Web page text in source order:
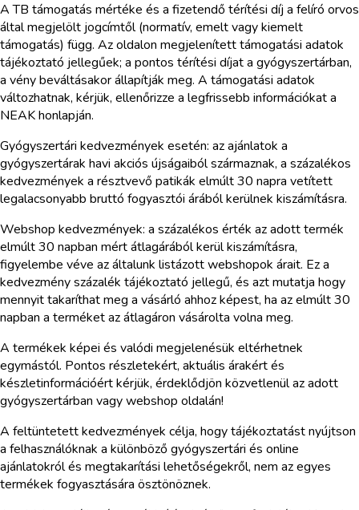
A TB támogatás mértéke és a fizetendő térítési díj a felíró orvos
által megjelölt jogcímtől (normatív, emelt vagy kiemelt
támogatás) függ. Az oldalon megjelenített támogatási adatok
tájékoztató jellegűek; a pontos térítési díjat a gyógyszertárban,
a vény beváltásakor állapítják meg. A támogatási adatok
változhatnak, kérjük, ellenőrizze a legfrissebb információkat a
NEAK honlapján.
Gyógyszertári kedvezmények esetén: az ajánlatok a
gyógyszertárak havi akciós újságaiból származnak, a százalékos
kedvezmények a résztvevő patikák elmúlt 30 napra vetített
legalacsonyabb bruttó fogyasztói árából kerülnek kiszámításra.
Webshop kedvezmények: a százalékos érték az adott termék
elmúlt 30 napban mért átlagárából kerül kiszámításra,
figyelembe véve az általunk listázott webshopok árait. Ez a
kedvezmény százalék tájékoztató jellegű, és azt mutatja hogy
mennyit takaríthat meg a vásárló ahhoz képest, ha az elmúlt 30
napban a terméket az átlagáron vásárolta volna meg.
A termékek képei és valódi megjelenésük eltérhetnek
egymástól. Pontos részletekért, aktuális árakért és
készletinformációért kérjük, érdeklődjön közvetlenül az adott
gyógyszertárban vagy webshop oldalán!
A feltüntetett kedvezmények célja, hogy tájékoztatást nyújtson
a felhasználóknak a különböző gyógyszertári és online
ajánlatokról és megtakarítási lehetőségekről, nem az egyes
termékek fogyasztására ösztönöznek.